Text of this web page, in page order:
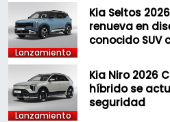
Lanzamiento
Kia Seltos
renueva en
conocido SUV
Lanzamiento
Kia Niro 2026
híbrido se
seguridad